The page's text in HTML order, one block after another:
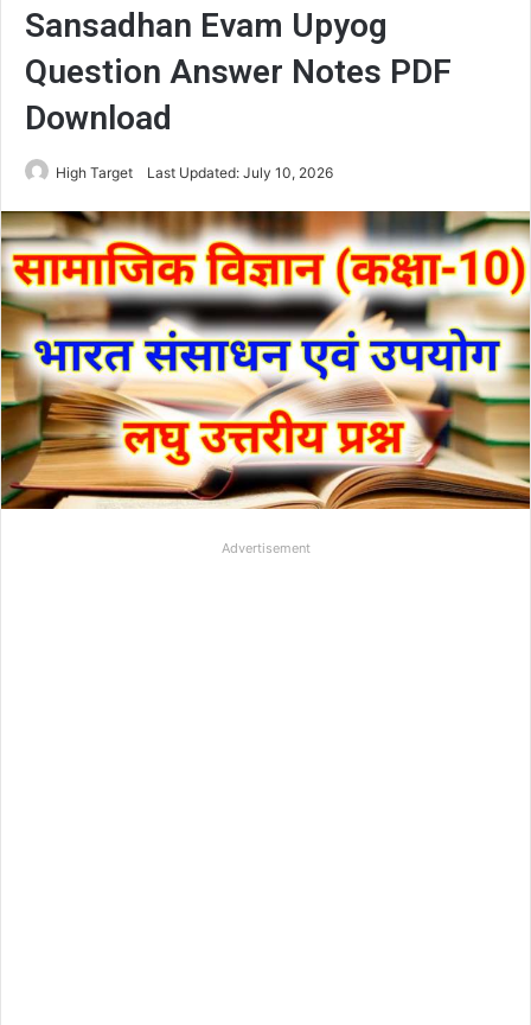
Sansadhan Evam Upyog
Question Answer Notes PDF
Download
High Target Last Updated: July 10, 2026
Advertisement